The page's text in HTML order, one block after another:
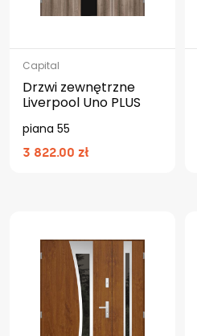
Capital
Drzwi zewnętrzne
Liverpool Uno PLUS
piana 55
3 822.00 zł